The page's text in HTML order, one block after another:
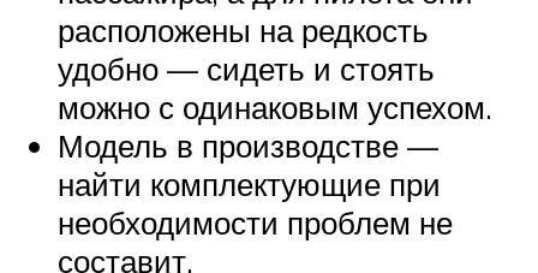
расположены на редкость
удобно — сидеть и стоять
можно с одинаковым успехом.
Модель в производстве —
найти комплектующие при
необходимости проблем не
составит.